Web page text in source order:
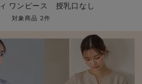
）・ママコート
ル
娠中・産後）
・お呼ばれ）
ツ・ボトムス スカート
パジャマ
インナー
MAX55%OFF ブラック
オフィス
きれいめ美脚パンツ派
ツィード派
王道シンプル派
短肌着
セット
快適ウェア10%OFF
ジャンパースカート/
ワーク・オフィス
カジュアル
10,001円（税込）〜
女の子におススメの
男の子におススメの
保温&リカバリー
レギンス・タイツ
カップ付きインナー
【冬のあったか特集
ワンピース 授乳口なし
対象商品 2件